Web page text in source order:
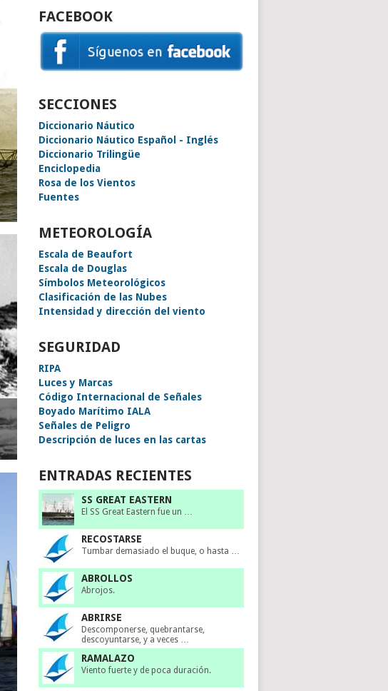
FACEBOOK
SECCIONES
Diccionario Náutico
Diccionario Náutico Español - Inglés
Diccionario Trilingüe
Enciclopedia
Rosa de los Vientos
Fuentes
METEOROLOGÍA
Escala de Beaufort
Escala de Douglas
Símbolos Meteorológicos
Clasificación de las Nubes
Intensidad y dirección del viento
SEGURIDAD
RIPA
Luces y Marcas
Código Internacional de Señales
Boyado Marítimo IALA
Señales de Peligro
Descripción de luces en las cartas
ENTRADAS RECIENTES
SS GREAT EASTERN
El SS Great Eastern fue un …
RECOSTARSE
Tumbar demasiado el buque, o hasta …
ABROLLOS
Abrojos.
ABRIRSE
Descomponerse, quebrantarse,
descoyuntarse, y a veces …
RAMALAZO
Viento fuerte y de poca duración.